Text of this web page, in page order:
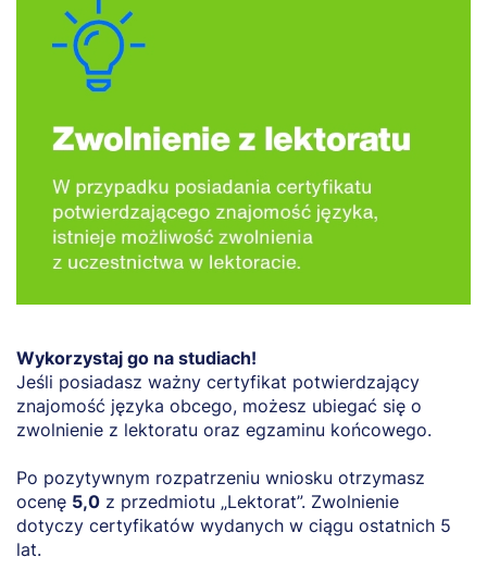
Wykorzystaj go na studiach!
Jeśli posiadasz ważny certyfikat potwierdzający
znajomość języka obcego, możesz ubiegać się o
zwolnienie z lektoratu oraz egzaminu końcowego.
Po pozytywnym rozpatrzeniu wniosku otrzymasz
ocenę 5,0 z przedmiotu „Lektorat”. Zwolnienie
dotyczy certyfikatów wydanych w ciągu ostatnich 5
lat.